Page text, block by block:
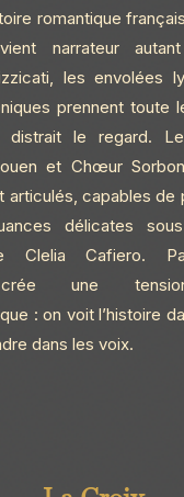
romantique
narrateur
les envolées
prennent toute
distrait le regard.
et Chœur
articulés, capables de
délicates
Clelia Cafiero.
crée une
: on voit l’histoire
dans les voix.